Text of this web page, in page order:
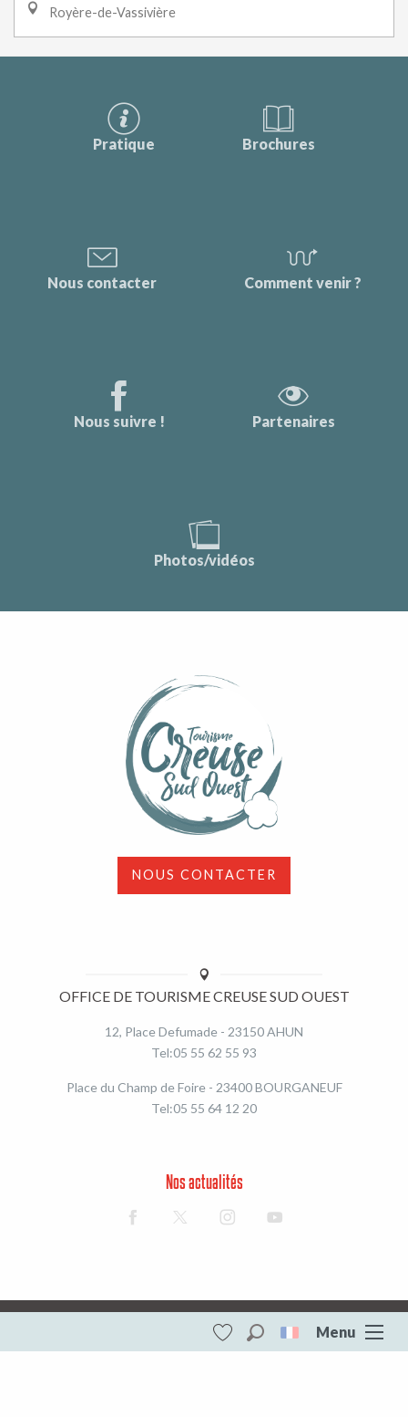
Menu
Recherche
Royère-de-Vassivière
Pratique Brochures
Nous contacter Comment venir ?
Nous suivre ! Partenaires
Photos/vidéos
NOUS CONTACTER
OFFICE DE TOURISME CREUSE SUD OUEST
12, Place Defumade - 23150 AHUN
Tel:05 55 62 55 93
Place du Champ de Foire - 23400 BOURGANEUF
Tel:05 55 64 12 20
Nos actualités